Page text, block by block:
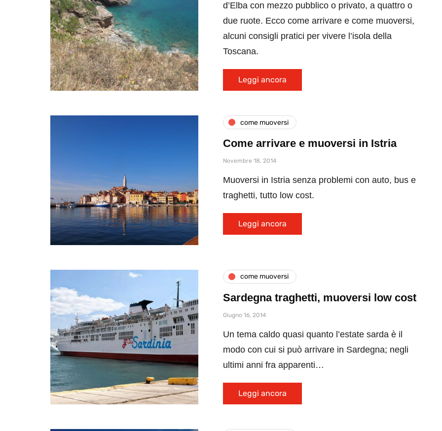
d’Elba con mezzo pubblico o privato, a quattro o
due ruote. Ecco come arrivare e come muoversi,
alcuni consigli pratici per vivere l’isola della
Toscana.
Leggi ancora
come muoversi
Come arrivare e muoversi in Istria
Novembre 18, 2014
Muoversi in Istria senza problemi con auto, bus e
traghetti, tutto low cost.
Leggi ancora
come muoversi
Sardegna traghetti, muoversi low cost
Giugno 16, 2014
Un tema caldo quasi quanto l’estate sarda è il
modo con cui si può arrivare in Sardegna; negli
ultimi anni fra apparenti…
Leggi ancora